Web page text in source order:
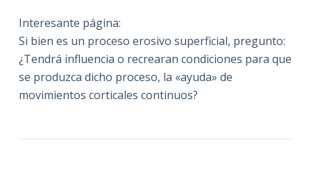
Interesante página:
Si bien es un proceso erosivo superficial, pregunto:
¿Tendrá influencia o recrearan condiciones para que
se produzca dicho proceso, la «ayuda» de
movimientos corticales continuos?